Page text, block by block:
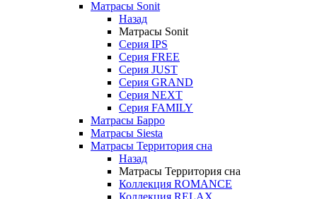
Матрасы Sonit
Назад
Матрасы Sonit
Серия IPS
Серия FREE
Серия JUST
Серия GRAND
Серия NEXT
Серия FAMILY
Матрасы Барро
Матрасы Siesta
Матрасы Территория сна
Назад
Матрасы Территория сна
Коллекция ROMANCE
Коллекция RELAX